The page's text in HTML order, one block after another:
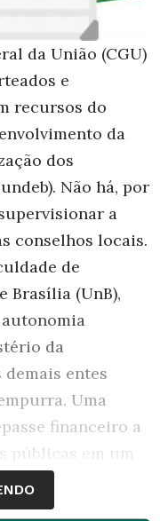
da União (CGU)
e
recursos do
da
dos
Não há, por
a
conselhos locais.
de
Brasília (UnB),
da
demais entes
Uma
financeiro a
em um